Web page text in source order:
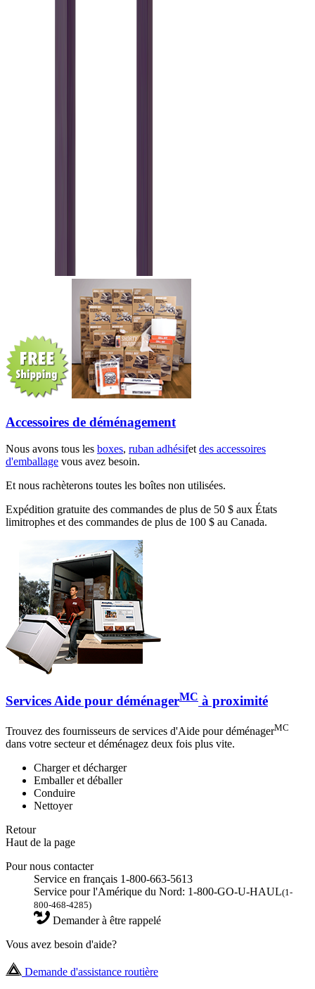
Accessoires de déménagement
Nous avons tous les boxes, ruban adhésifetdes accessoires
d'emballage vous avez besoin.
Et nous rachèterons toutes les boîtes non utilisées.
Expédition gratuite des commandes de plus de 50 $ aux États
limitrophes et des commandes de plus de 100 $ au Canada.
Services Aide pour déménagerMC à proximité
Trouvez des fournisseurs de services d'Aide pour déménagerMC
dans votre secteur et déménagez deux fois plus vite.
Charger et décharger
Emballer et déballer
Conduire
Nettoyer
Retour
Haut de la page
Pour nous contacter
Service en français 1-800-663-5613
Service pour l'Amérique du Nord: 1-800-GO-U-HAUL(1-
800-468-4285)
Demander à être rappelé
Vous avez besoin d'aide?
Demande d'assistance routière